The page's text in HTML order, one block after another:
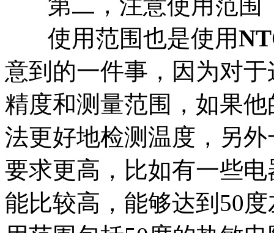
第二，注意使用范围
使用范围也是使用
意到的一件事，因为对
精度和测量范围，如果
法更好地检测温度，另
要求更高，比如有一些
能比较高，能够达到50